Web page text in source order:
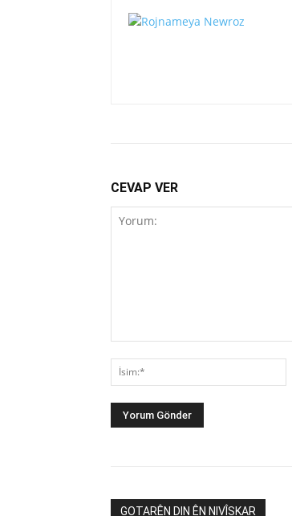
CEVAP VER
GOTARÊN DIN ÊN NIVÎSKAR